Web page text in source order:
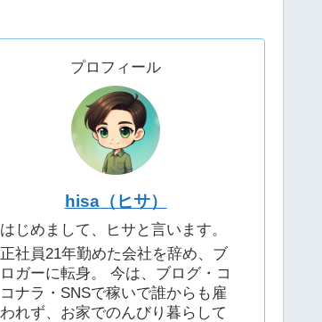
プロフィール
hisa（ヒサ）
はじめまして、ヒサと言います。
正社員21年勤めた会社を辞め、ブ
ロガーに転身。 今は、ブログ・コ
コナラ・SNSで稼いで誰からも雇
われず、お家でのんびり暮らして